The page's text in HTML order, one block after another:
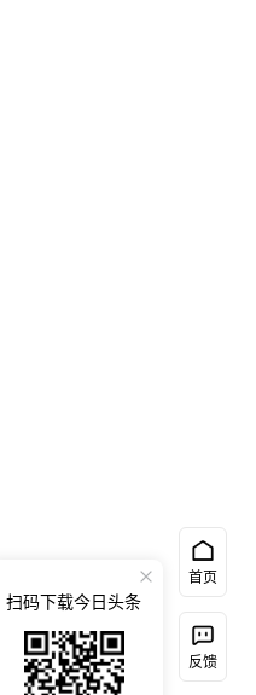
首页
反馈
扫码下载今日头条